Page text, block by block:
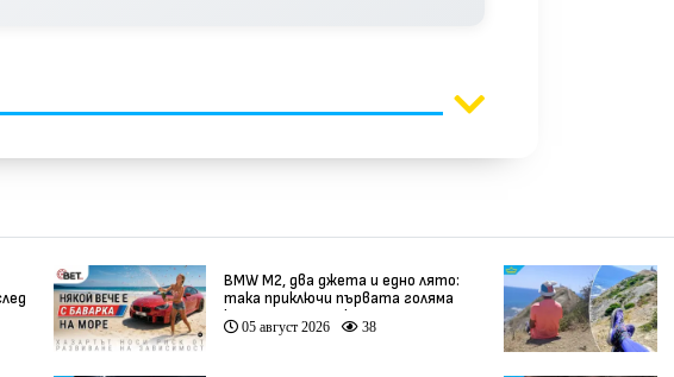
BMW М2, два джета и едно лято:
така приключи първата голяма
кампания на BET.bg
05 август 2026 38